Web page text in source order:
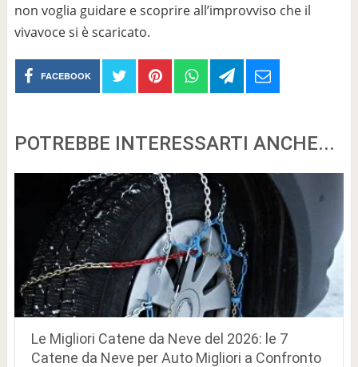
non voglia guidare e scoprire all’improvviso che il
vivavoce si è scaricato.
FACEBOOK
POTREBBE INTERESSARTI ANCHE...
Le Migliori Catene da Neve del 2026: le 7
Catene da Neve per Auto Migliori a Confronto